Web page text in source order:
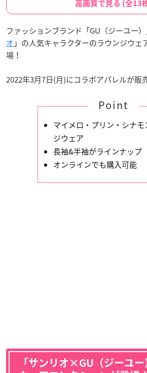
高画質で見る (全13
ファッションブランド「GU（ジーユー
オ 」の人気キャラクターのラウンジウェ
場！
2022年3月7日(月)にコラボアパレルが販
Point
マイメロ・プリン・シナモ
ジウェア
長袖&半袖がラインナップ
オンラインでも購入可能
「サンリオ×GU（ジーユ